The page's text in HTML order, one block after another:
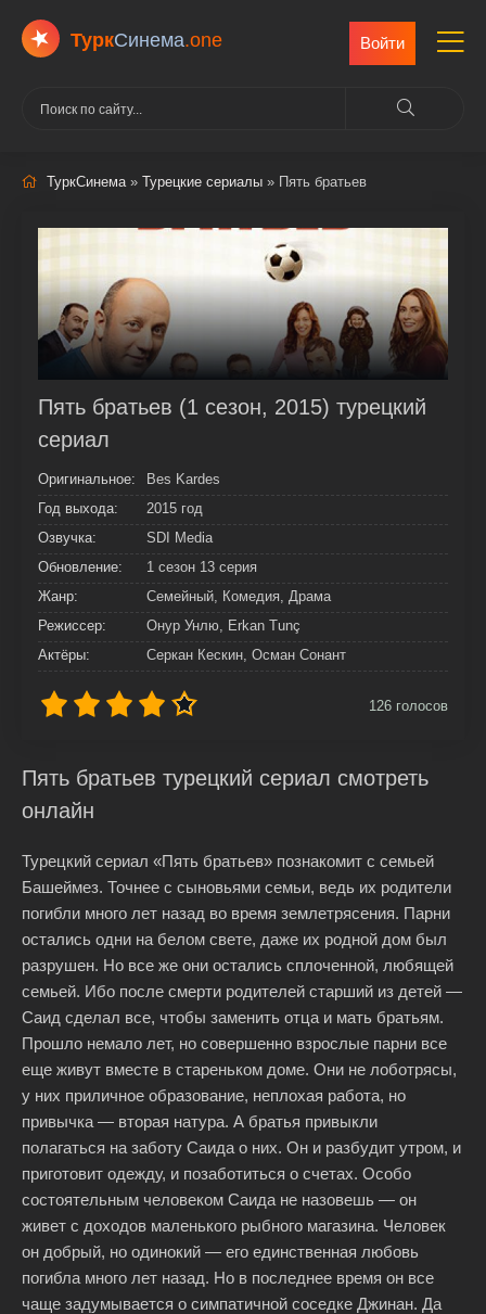
ТуркCинема.one Войти
ТуркСинема» Турецкие сериалы » Пять братьев
Пять братьев (1 сезон, 2015) турецкий
сериал
Оригинальное:
Bes Kardes
Год выхода:
2015 год
Озвучка:
SDI Media
Обновление:
1 сезон 13 серия
Жанр:
Семейный, Комедия, Драма
Режиссер:
Онур Унлю, Erkan Tunç
Актёры:
Серкан Кескин, Осман Сонант
126 голосов
Пять братьев турецкий сериал смотреть
онлайн
Турецкий сериал «Пять братьев» познакомит с семьей
Башеймез. Точнее с сыновьями семьи, ведь их родители
погибли много лет назад во время землетрясения. Парни
остались одни на белом свете, даже их родной дом был
разрушен. Но все же они остались сплоченной, любящей
семьей. Ибо после смерти родителей старший из детей —
Саид сделал все, чтобы заменить отца и мать братьям.
Прошло немало лет, но совершенно взрослые парни все
еще живут вместе в стареньком доме. Они не лоботрясы,
у них приличное образование, неплохая работа, но
привычка — вторая натура. А братья привыкли
полагаться на заботу Саида о них. Он и разбудит утром, и
приготовит одежду, и позаботиться о счетах. Особо
состоятельным человеком Саида не назовешь — он
живет с доходов маленького рыбного магазина. Человек
он добрый, но одинокий — его единственная любовь
погибла много лет назад. Но в последнее время он все
чаще задумывается о симпатичной соседке Джинан. Да